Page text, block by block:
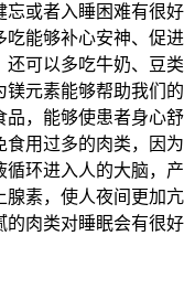
忘或者入睡困难有很
吃能够补心安神、促
还可以多吃牛奶、豆
元素能够帮助我们
品，能够使患者身心
食用过多的肉类，因
循环进入人的大脑，
腺素，使人夜间更加
肉类对睡眠会有很好